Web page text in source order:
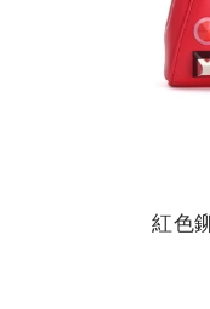
紅色